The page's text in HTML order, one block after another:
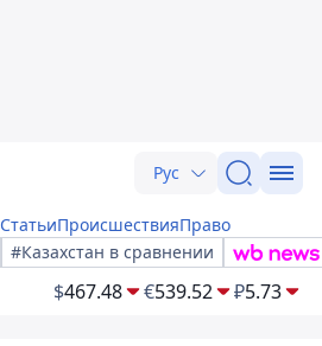
Рус
СтатьиПроисшествияПраво
#Казахстан в сравнении
$467.48 €539.52 ₽5.73